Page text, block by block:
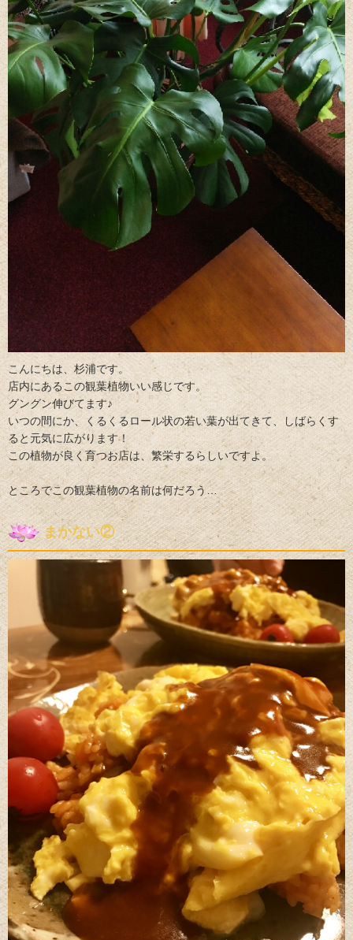
こんにちは、杉浦です。
店内にあるこの観葉植物いい感じです。
グングン伸びてます♪
いつの間にか、くるくるロール状の若い葉が出てきて、しばらくす
ると元気に広がります！
この植物が良く育つお店は、繁栄するらしいですよ。
ところでこの観葉植物の名前は何だろう…
まかない②